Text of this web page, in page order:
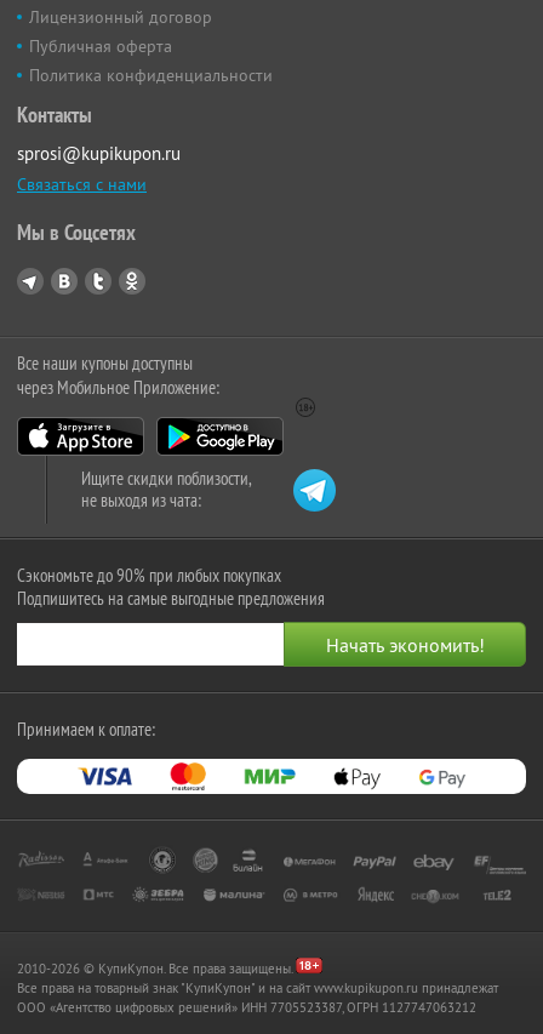
Лицензионный договор
Публичная оферта
Политика конфиденциальности
Контакты
sprosi@kupikupon.ru
Связаться с нами
Мы в Соцсетях
Все наши купоны доступны
через Мобильное Приложение:
Ищите скидки поблизости,
не выходя из чата:
Сэкономьте до 90% при любых покупках
Подпишитесь на самые выгодные предложения
Принимаем к оплате:
2010-2026 © КупиКупон. Все права защищены.
Все права на товарный знак "КупиКупон" и на сайт www.kupikupon.ru принадлежат
OOO «Агентство цифровых решений» ИНН 7705523387, ОГРН 1127747063212